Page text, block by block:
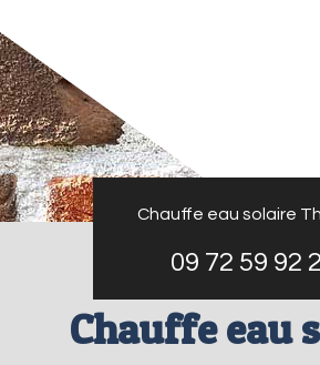
Chauffe eau solaire
09 72 59 92
Chauffe eau